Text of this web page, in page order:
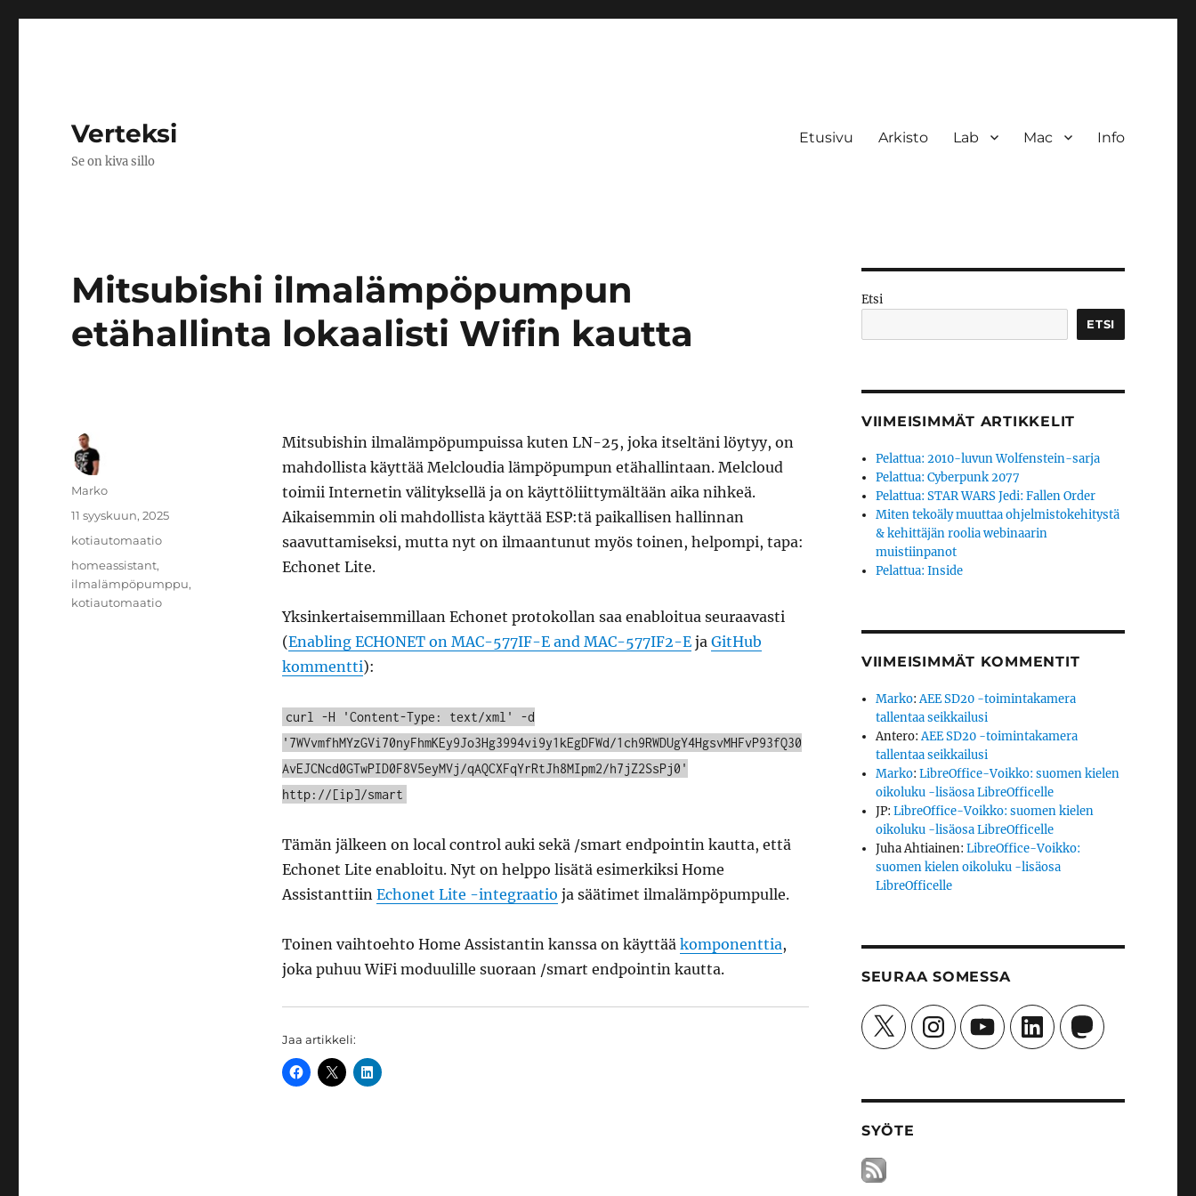
Verteksi
Se on kiva sillo
Etusivu Arkisto Lab Mac Info
Mitsubishi ilmalämpöpumpun
etähallinta lokaalisti Wifin kautta
Mitsubishin ilmalämpöpumpuissa kuten LN-25, joka itseltäni löytyy, on
mahdollista käyttää Melcloudia lämpöpumpun etähallintaan. Melcloud
toimii Internetin välityksellä ja on käyttöliittymältään aika nihkeä.
Aikaisemmin oli mahdollista käyttää ESP:tä paikallisen hallinnan
saavuttamiseksi, mutta nyt on ilmaantunut myös toinen, helpompi, tapa:
Echonet Lite.
Yksinkertaisemmillaan Echonet protokollan saa enabloitua seuraavasti
(Enabling ECHONET on MAC-577IF-E and MAC-577IF2-Eja GitHub
kommentti):
curl -H 'Content-Type: text/xml' -d
'7WVvmfhMYzGVi70nyFhmKEy9Jo3Hg3994vi9y1kEgDFWd/1ch9RWDUgY4HgsvMHFvP93fQ30
AvEJCNcd0GTwPID0F8V5eyMVj/qAQCXFqYrRtJh8MIpm2/h7jZ2SsPj0'
http://[ip]/smart
Tämän jälkeen on local control auki sekä /smart endpointin kautta, että
Echonet Lite enabloitu. Nyt on helppo lisätä esimerkiksi Home
Assistanttiin Echonet Lite -integraatio ja säätimet ilmalämpöpumpulle.
Toinen vaihtoehto Home Assistantin kanssa on käyttää komponenttia,
joka puhuu WiFi moduulille suoraan /smart endpointin kautta.
Jaa artikkeli:
Kirjoittaja
Marko
Julkaistu
11 syyskuun, 2025
Kategoriat
kotiautomaatio
Avainsanat
homeassistant,
ilmalämpöpumppu,
kotiautomaatio
Etsi
ETSI
VIIMEISIMMÄT ARTIKKELIT
Pelattua: 2010-luvun Wolfenstein-sarja
Pelattua: Cyberpunk 2077
Pelattua: STAR WARS Jedi: Fallen Order
Miten tekoäly muuttaa ohjelmistokehitystä
& kehittäjän roolia webinaarin
muistiinpanot
Pelattua: Inside
VIIMEISIMMÄT KOMMENTIT
Marko:AEE SD20 -toimintakamera
tallentaa seikkailusi
Antero:AEE SD20 -toimintakamera
tallentaa seikkailusi
Marko:LibreOffice-Voikko: suomen kielen
oikoluku -lisäosa LibreOfficelle
JP:LibreOffice-Voikko: suomen kielen
oikoluku -lisäosa LibreOfficelle
Juha Ahtiainen:LibreOffice-Voikko:
suomen kielen oikoluku -lisäosa
LibreOfficelle
SEURAA SOMESSA
X InstagramYouTubeLinkedInMastodon
SYÖTE